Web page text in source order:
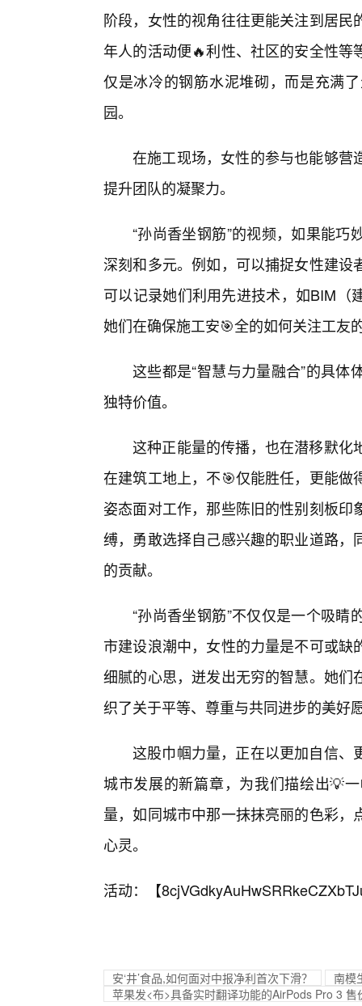
阶段，女性的视角往往更能关注到居
年人的活动便🔥利性、社区的安全性
仅是冰冷的钢筋水泥堆砌，而是充满
园。
在施工现场，女性的参与也能够营
提升团队的凝聚力。
“孙尚香坐钢筋”的视频，如果能
深刻和多元。例如，可以捕捉女性建
可以记录她们利用先进技术，如BIM（
她们在确保施工安🎯全的如何关注工友
这些都是“智慧与力量融合”的具
独特价值。
这种正能量的传播，也在潜移默化
在建筑工地上，不🎯仅能胜任，更能
姿态面对工作，那些陈旧的性别刻板
缚，勇敢选择自己感兴趣的职业道路
的贡献。
“孙尚香坐钢筋”不仅仅是一个吸
市建设浪潮中，女性的力量是不可或
细腻的心思，迸发出无穷的智慧。她
织了关于平等、尊重与共同进步的美好
这股巾帼力量，正在以更加自信、
城市发展的新篇章，为我们描绘出💡
量，如同城市中那一抹抹亮丽的色彩
心灵。
活动：【
安‘井’食品,如何面对中报净利首次下滑？
南模
苹果发<布>具备实时翻译功能的AirPods Pro 3 售